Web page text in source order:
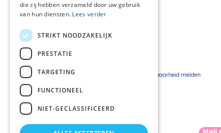
Over Palliaweb
Over PZNL
Pers
Vacatures
Webshop
Privacyverklaring
Beveiligingskwetsbaarheid melden
Mail
die zij hebben verzameld door uw gebruik
van hun diensten. Lees verder
STRIKT NOODZAKELIJK
PRESTATIE
TARGETING
FUNCTIONEEL
NIET-GECLASSIFICEERD